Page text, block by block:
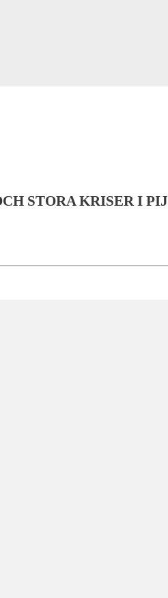
STORA KRISER I